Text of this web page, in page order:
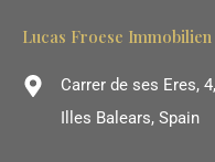
Lucas Froese Immobilien
Carrer de ses Eres,
Illes Balears, Spain